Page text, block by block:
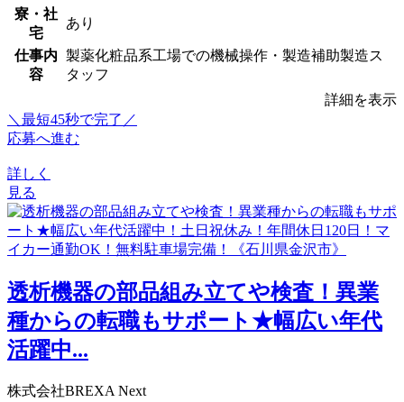
寮・社
宅
あり
仕事内
容
製薬化粧品系工場での機械操作・製造補助製造ス
タッフ
詳細を表示
＼最短45秒で完了／
応募へ進む
詳しく
見る
透析機器の部品組み立てや検査！異業
種からの転職もサポート★幅広い年代
活躍中...
株式会社BREXA Next